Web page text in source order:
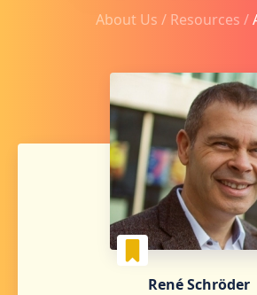
About Us / Resources /
René Schröder